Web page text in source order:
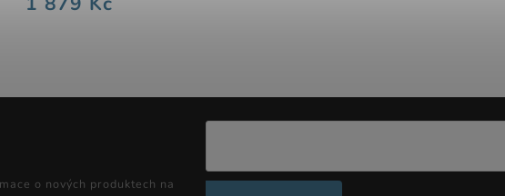
o nových produktech na